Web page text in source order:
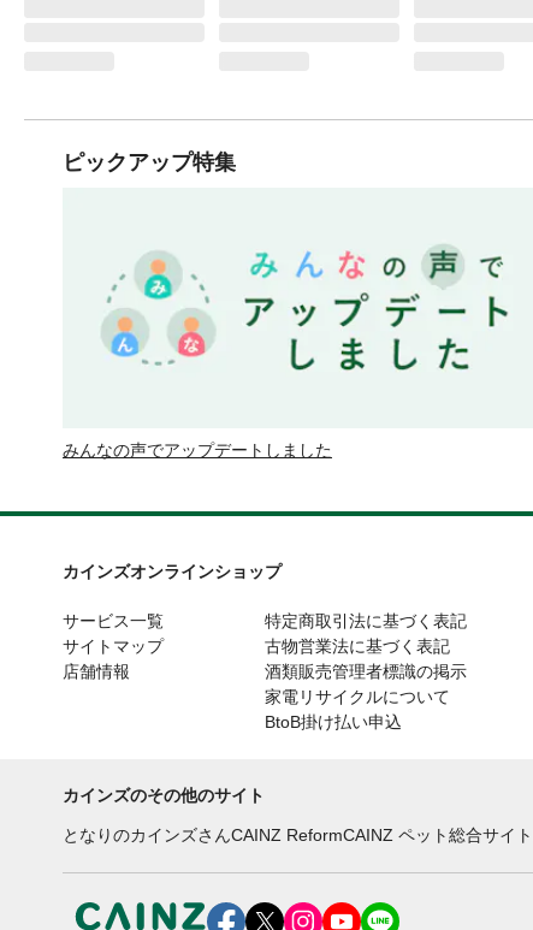
ピックアップ特集
みんなの声でアップデートしました
カインズオンラインショップ
サービス一覧
サイトマップ
店舗情報
特定商取引法に基づく表記
古物営業法に基づく表記
酒類販売管理者標識の掲示
家電リサイクルについて
BtoB掛け払い申込
カインズのその他のサイト
となりのカインズさんCAINZ ReformCAINZ ペット総合サイト